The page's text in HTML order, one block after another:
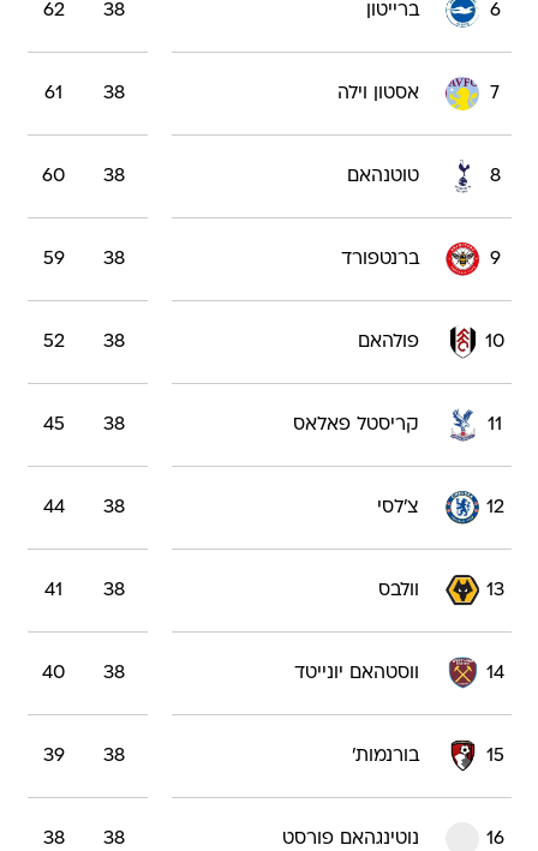
6 ברייטון 38
62
7 אסטון וילה 38
61
8 טוטנהאם 38
60
9 ברנטפורד 38
59
10 פולהאם 38
52
11 קריסטל פאלאס 38
45
12 צ'לסי 38
44
13 וולבס 38
41
14 ווסטהאם יונייטד 38
40
15 בורנמות' 38
39
16 נוטינגהאם פורסט 38
38